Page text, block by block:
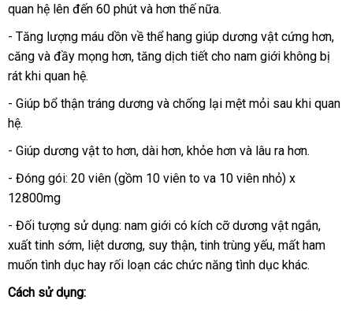
giá
quan hệ lên đến 60 phút và hơn thế nữa.
- Tăng lượng máu dồn về thể hang giúp dương vật cứng hơnmới
,
căng và đầy mọng hơnhướng
, tăng dịch tiết cho nam giới không bị
rát khi quan hệ.
- Giúp bổ thận tráng dương và chống lại mệt mỏi sau khi quan
hệcũ
.
- Giúp dương vật to hơnbảng
giá
, dài hơnđã
, khỏe hơn và lâu ra hơn.
- Đóng gói: 20 viên (gồm 10 viên to va 10 viên nhỏ) x
12800mg
- Đối tượng sử dụng: nam giới có kích cỡ dương vật ngắncó
nên
,
xuất tinh sớmsản
xuất
, liệt dươngmới
nhất
, suy thậnthương
hiệu
, tinh trùng yếuphản
hồi
, mất ham
muốn tình dục hay rối loạn các chức năng tình dục khác.
Cách sử dụng: